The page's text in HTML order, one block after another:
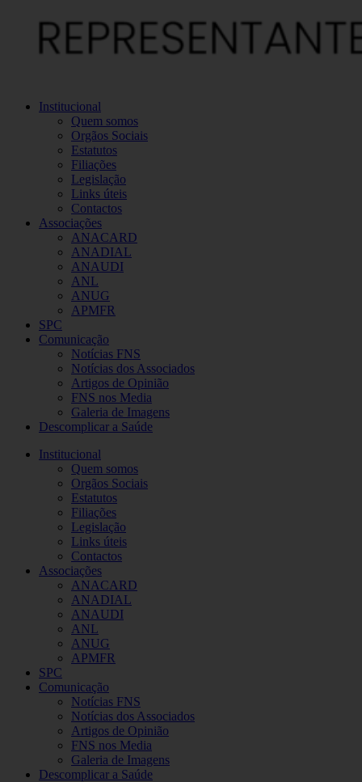
Institucional
Quem somos
Orgãos Sociais
Estatutos
Filiações
Legislação
Links úteis
Contactos
Associações
ANACARD
ANADIAL
ANAUDI
ANL
ANUG
APMFR
SPC
Comunicação
Notícias FNS
Notícias dos Associados
Artigos de Opinião
FNS nos Media
Galeria de Imagens
Descomplicar a Saúde
Institucional
Quem somos
Orgãos Sociais
Estatutos
Filiações
Legislação
Links úteis
Contactos
Associações
ANACARD
ANADIAL
ANAUDI
ANL
ANUG
APMFR
SPC
Comunicação
Notícias FNS
Notícias dos Associados
Artigos de Opinião
FNS nos Media
Galeria de Imagens
Descomplicar a Saúde